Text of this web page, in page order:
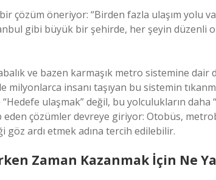
çözüm öneriyor: “Birden fazla ulaşım yolu
gibi büyük bir şehirde, her şeyin düzenli
ve bazen karmaşık metro sistemine dair
milyonlarca insanı taşıyan bu sistemin
ulaşmak” değil, bu yolculukların daha
çözümler devreye giriyor: Otobüs,
göz ardı etmek adına tercih edilebilir.
Zaman Kazanmak İçin Ne